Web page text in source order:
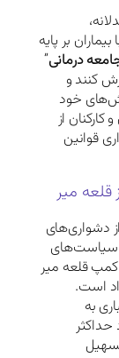
بر پایه
درمانی”
کنند و
خود
از
قوانین
قلعه میر
دشواری‌های
سیاست‌های
قلعه میر
است.
به